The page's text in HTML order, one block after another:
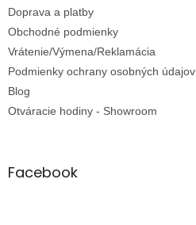
Doprava a platby
Obchodné podmienky
Vrátenie/Výmena/Reklamácia
Podmienky ochrany osobných údajov
Blog
Otváracie hodiny - Showroom
Facebook